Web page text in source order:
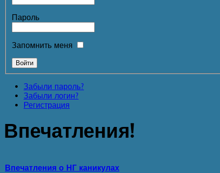
Пароль
Запомнить меня
Забыли пароль?
Забыли логин?
Регистрация
Впечатления!
Впечатления о НГ каникулах